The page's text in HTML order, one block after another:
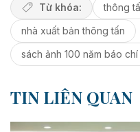
Từ khóa: thông
nhà xuất bản thông tấn
sách ảnh 100 năm báo
TIN LIÊN QUAN